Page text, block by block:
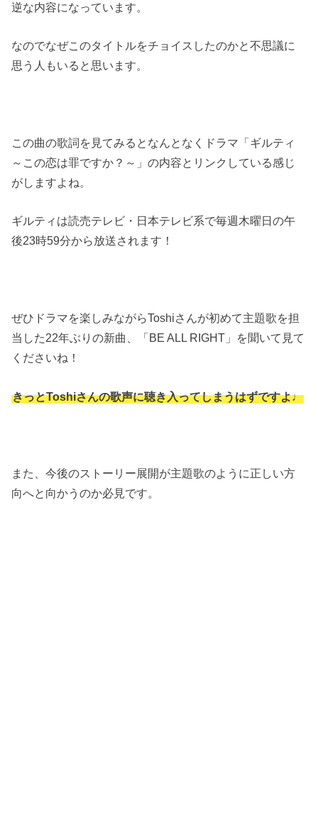
逆な内容になっています。
なのでなぜこのタイトルをチョイスしたのかと不思議に
思う人もいると思います。
この曲の歌詞を見てみるとなんとなくドラマ「ギルティ
～この恋は罪ですか？～」の内容とリンクしている感じ
がしますよね。
ギルティは読売テレビ・日本テレビ系で毎週木曜日の午
後23時59分から放送されます！
ぜひドラマを楽しみながらToshiさんが初めて主題歌を担
当した22年ぶりの新曲、「BE ALL RIGHT」を聞いて見て
くださいね！
きっとToshiさんの歌声に聴き入ってしまうはずですよ♩
また、今後のストーリー展開が主題歌のように正しい方
向へと向かうのか必見です。